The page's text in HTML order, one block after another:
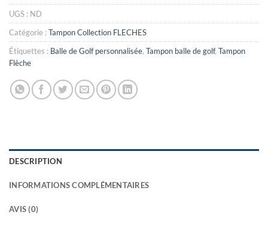
UGS : ND
Catégorie :Tampon Collection FLECHES
Étiquettes : Balle de Golf personnalisée, Tampon balle de golf, Tampon
Flèche
DESCRIPTION
INFORMATIONS COMPLÉMENTAIRES
AVIS (0)